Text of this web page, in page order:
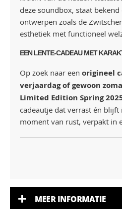
deze soundbox, staat
ontwerpen zoals de
esthetiek met functioneel
EEN LENTE-CADEAU MET
Op zoek naar een origineel
verjaardag of gewoon
Limited Edition Spring
cadeautje dat verrast én blijft
moment van rust, verpakt in
MEER INFORMATIE